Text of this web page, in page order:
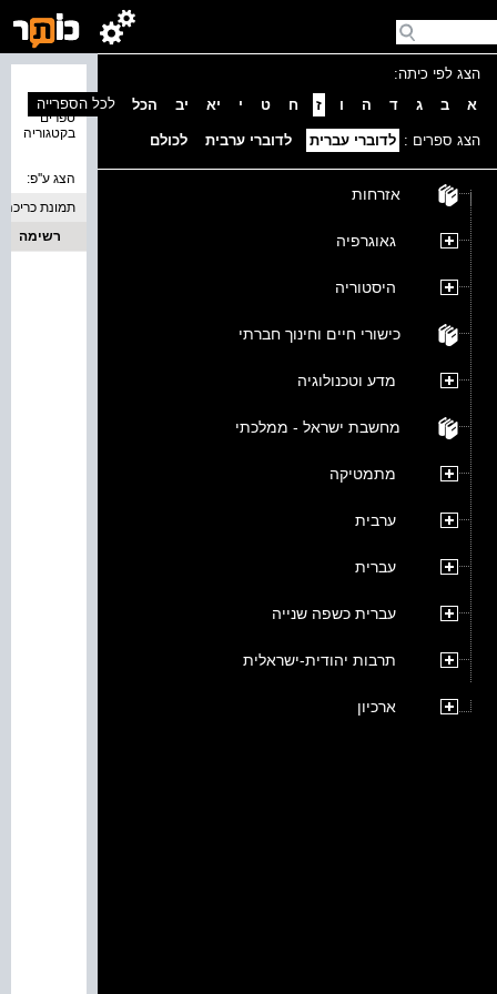
הצג לפי כיתה:
א
ב ג ד ה ו ז ח ט י יא יב הכל
הצג ספרים : לדוברי עברית לדוברי ערבית לכולם
אזרחות
גאוגרפיה
היסטוריה
כישורי חיים וחינוך חברתי
מדע וטכנולוגיה
מחשבת ישראל - ממלכתי
מתמטיקה
ערבית
עברית
עברית כשפה שנייה
תרבות יהודית-ישראלית
ארכיון
ספרים
בקטגוריה
לכל הספרייה
הצג ע''פ:
תמונת כריכה
רשימה